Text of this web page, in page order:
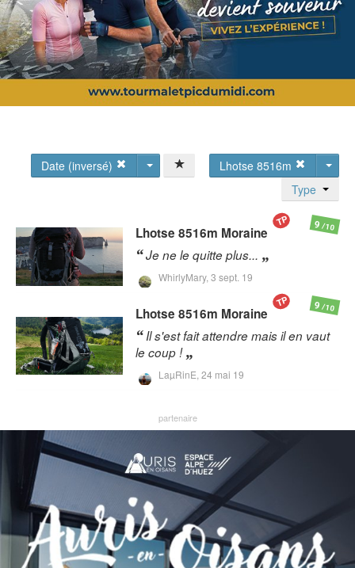
Date (inversé)
Lhotse 8516m
Type
Lhotse 8516m Moraine
Je ne le quitte plus...
WhirlyMary, 3 sept. 19
9/10
TP
Lhotse 8516m Moraine
Il s'est fait attendre mais il en vaut
le coup !
LaµRinE, 24 mai 19
9/10
TP